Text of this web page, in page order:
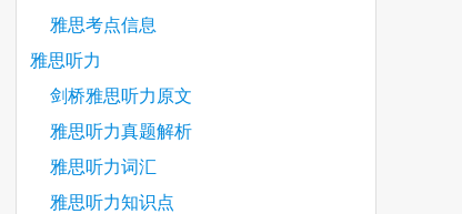
雅思考点信息
雅思听力
剑桥雅思听力原文
雅思听力真题解析
雅思听力词汇
雅思听力知识点